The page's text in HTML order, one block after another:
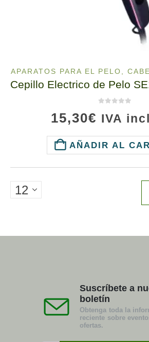
APARATOS PARA EL PELO,
15,30€ IVA
AÑADIR AL
Suscríbete a
boletín
Obtenga toda la
reciente sobre
ofertas.